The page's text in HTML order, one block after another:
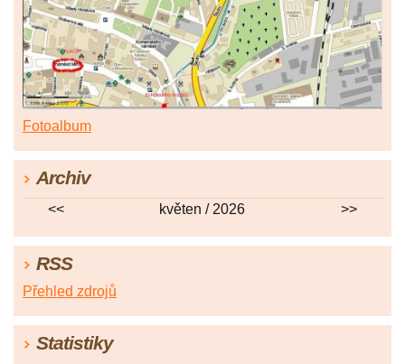
Fotoalbum
Archiv
<< květen / 2026 >>
RSS
Přehled zdrojů
Statistiky